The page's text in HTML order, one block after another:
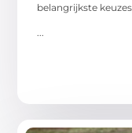
belangrijkste